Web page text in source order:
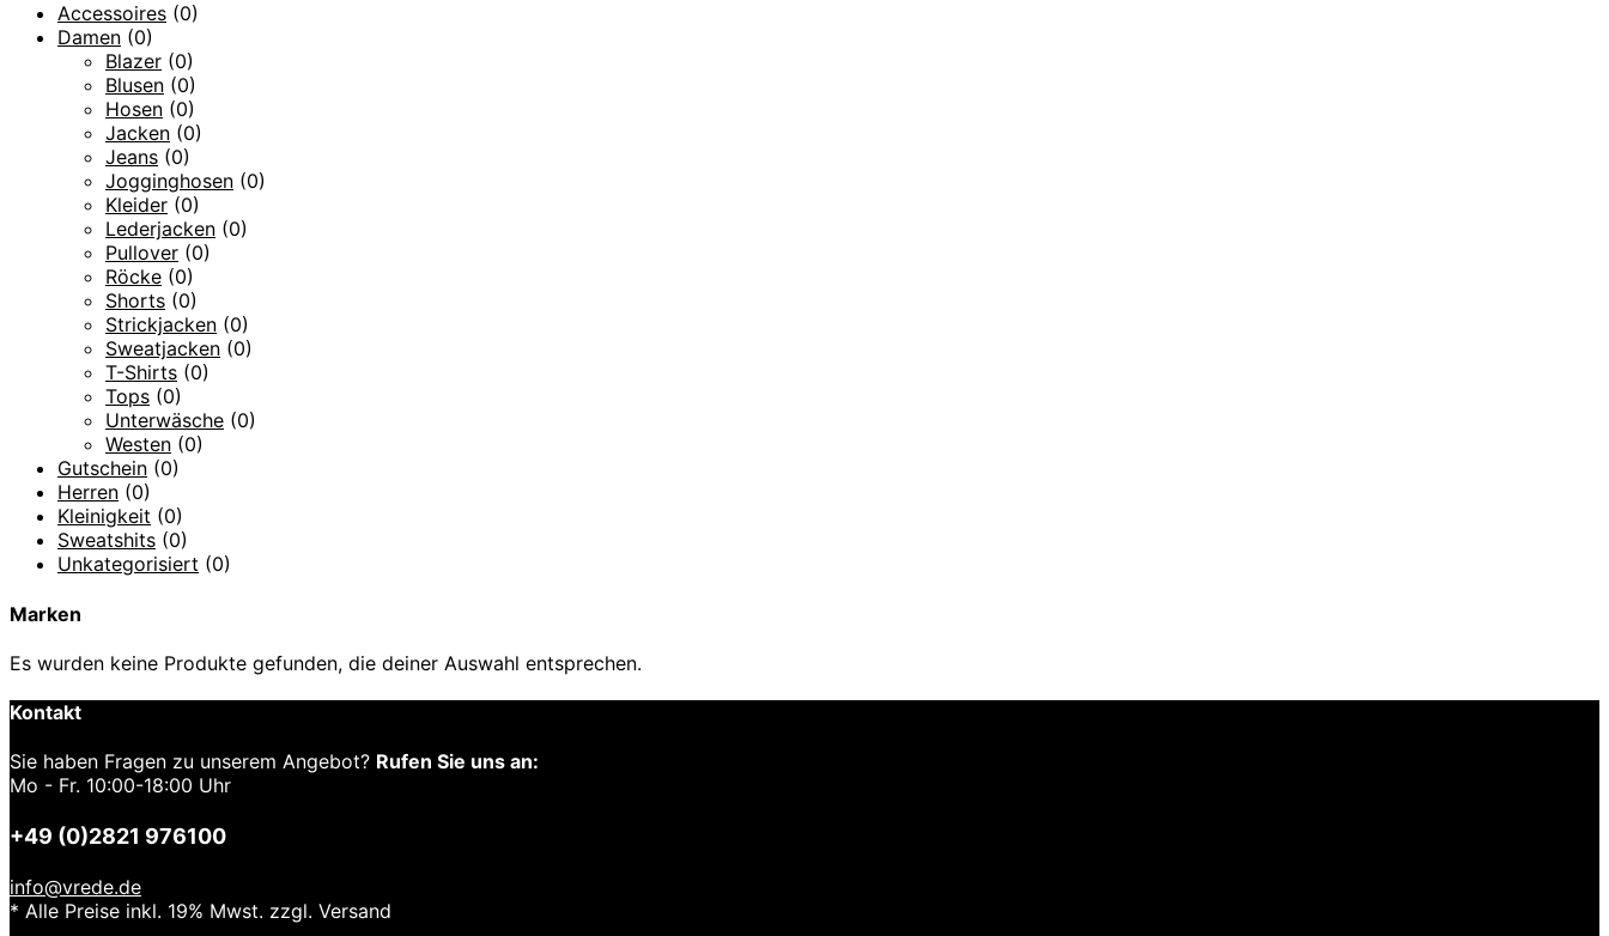
Accessoires (0)
Damen (0)
Blazer (0)
Blusen (0)
Hosen (0)
Jacken (0)
Jeans (0)
Jogginghosen (0)
Kleider (0)
Lederjacken (0)
Pullover (0)
Röcke (0)
Shorts (0)
Strickjacken (0)
Sweatjacken (0)
T-Shirts (0)
Tops (0)
Unterwäsche (0)
Westen (0)
Gutschein (0)
Herren (0)
Kleinigkeit (0)
Sweatshits (0)
Unkategorisiert (0)
Marken
Es wurden keine Produkte gefunden, die deiner Auswahl entsprechen.
Kontakt
Sie haben Fragen zu unserem Angebot? Rufen Sie uns an:
Mo - Fr. 10:00-18:00 Uhr
+49 (0)2821 976100
info@vrede.de
* Alle Preise inkl. 19% Mwst. zzgl. Versand